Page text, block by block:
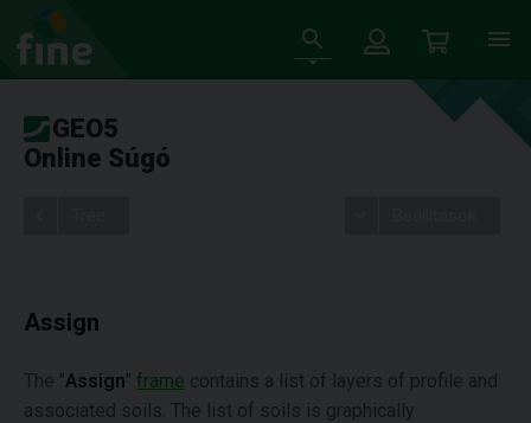
GEO5
Online Súgó
Assign
The "Assign" frame contains a list of layers of profile and
associated soils. The list of soils is graphically